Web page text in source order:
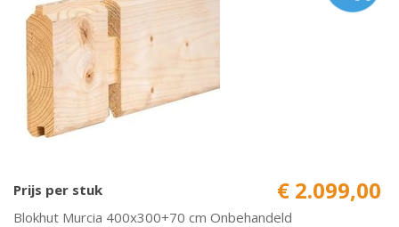
Prijs per stuk € 2.099,00
Blokhut Murcia 400x300+70 cm Onbehandeld